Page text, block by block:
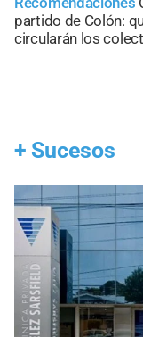
partido de Colón:
circularán los
+ Sucesos